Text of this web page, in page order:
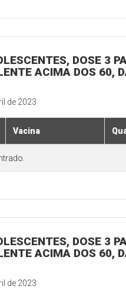
DOSE 3
ACIMA DOS 60,
de 2023
Vacina
DOSE 3
ACIMA DOS 60,
de 2023